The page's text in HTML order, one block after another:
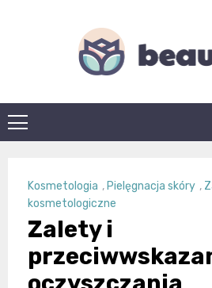
Kosmetologia , Pielęgnacja skóry ,
kosmetologiczne
Zalety i